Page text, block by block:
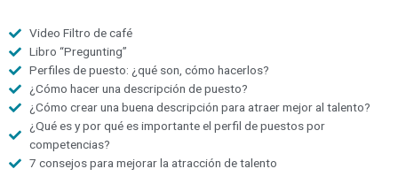
Video Filtro de café
Libro “Pregunting”
Perfiles de puesto: ¿qué son, cómo hacerlos?
¿Cómo hacer una descripción de puesto?
¿Cómo crear una buena descripción para atraer mejor al talento?
¿Qué es y por qué es importante el perfil de puestos por
competencias?
7 consejos para mejorar la atracción de talento